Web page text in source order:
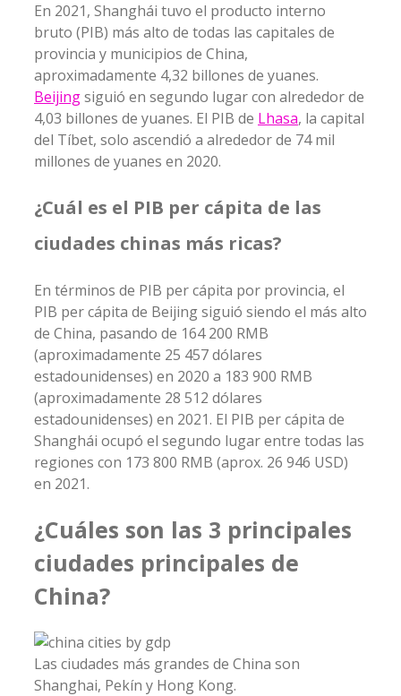
En 2021, Shanghái tuvo el producto interno
bruto (PIB) más alto de todas las capitales de
provincia y municipios de China,
aproximadamente 4,32 billones de yuanes.
Beijingsiguió en segundo lugar con alrededor de
4,03 billones de yuanes. El PIB de Lhasa, la capital
del Tíbet, solo ascendió a alrededor de 74 mil
millones de yuanes en 2020.
¿Cuál es el PIB per cápita de las
ciudades chinas más ricas?
En términos de PIB per cápita por provincia, el
PIB per cápita de Beijing siguió siendo el más alto
de China, pasando de 164 200 RMB
(aproximadamente 25 457 dólares
estadounidenses) en 2020 a 183 900 RMB
(aproximadamente 28 512 dólares
estadounidenses) en 2021. El PIB per cápita de
Shanghái ocupó el segundo lugar entre todas las
regiones con 173 800 RMB (aprox. 26 946 USD)
en 2021.
¿Cuáles son las 3 principales
ciudades principales de
China?
Las ciudades más grandes de China son
Shanghai, Pekín y Hong Kong.